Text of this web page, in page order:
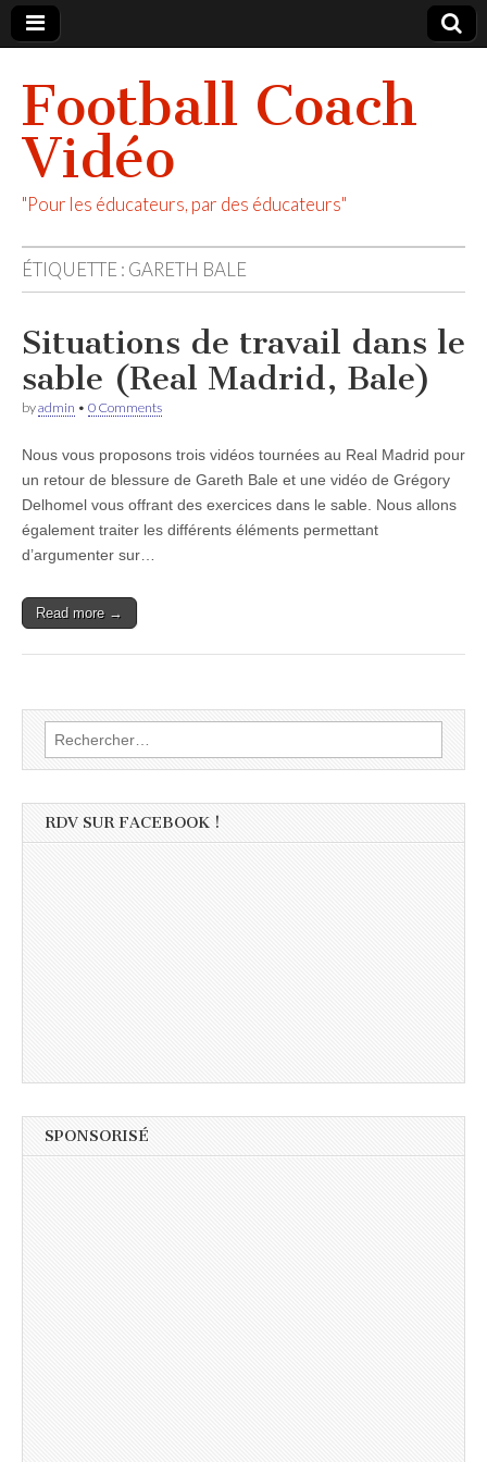
Football Coach
Vidéo
"Pour les éducateurs, par des éducateurs"
ÉTIQUETTE : GARETH BALE
Situations de travail dans le
sable (Real Madrid, Bale)
byadmin • 0 Comments
Nous vous proposons trois vidéos tournées au Real Madrid pour
un retour de blessure de Gareth Bale et une vidéo de Grégory
Delhomel vous offrant des exercices dans le sable. Nous allons
également traiter les différents éléments permettant
d’argumenter sur…
Read more →
Rechercher :
RDV SUR FACEBOOK !
SPONSORISÉ